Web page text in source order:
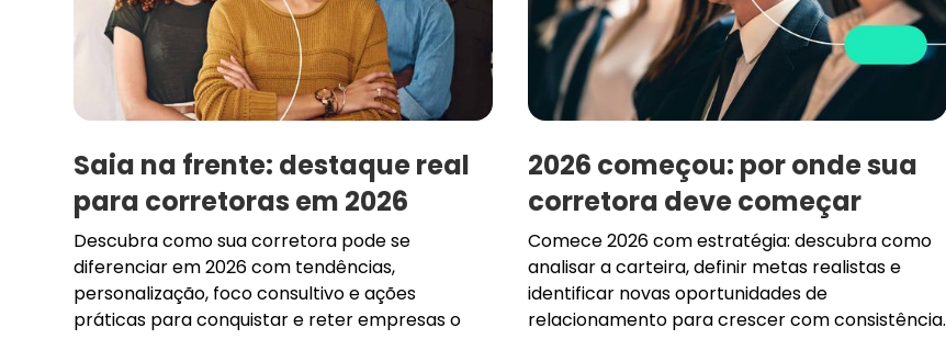
Saia na frente: destaque real
para corretoras em 2026
Descubra como sua corretora pode se
diferenciar em 2026 com tendências,
personalização, foco consultivo e ações
práticas para conquistar e reter empresas o
2026 começou: por onde sua
corretora deve começar
Comece 2026 com estratégia: descubra como
analisar a carteira, definir metas realistas e
identificar novas oportunidades de
relacionamento para crescer com consistência.